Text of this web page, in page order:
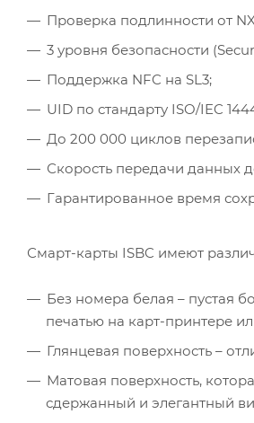
Проверка подлинности от
3 уровня безопасности
Поддержка NFC на SL3;
UID по стандарту ISO/IEC
До 200 000 циклов
Скорость передачи данных
Гарантированное время
Смарт-карты ISBC имеют
Без номера белая – пустая
печатью на карт-принтере
Глянцевая поверхность –
Матовая поверхность,
сдержанный и элегантный